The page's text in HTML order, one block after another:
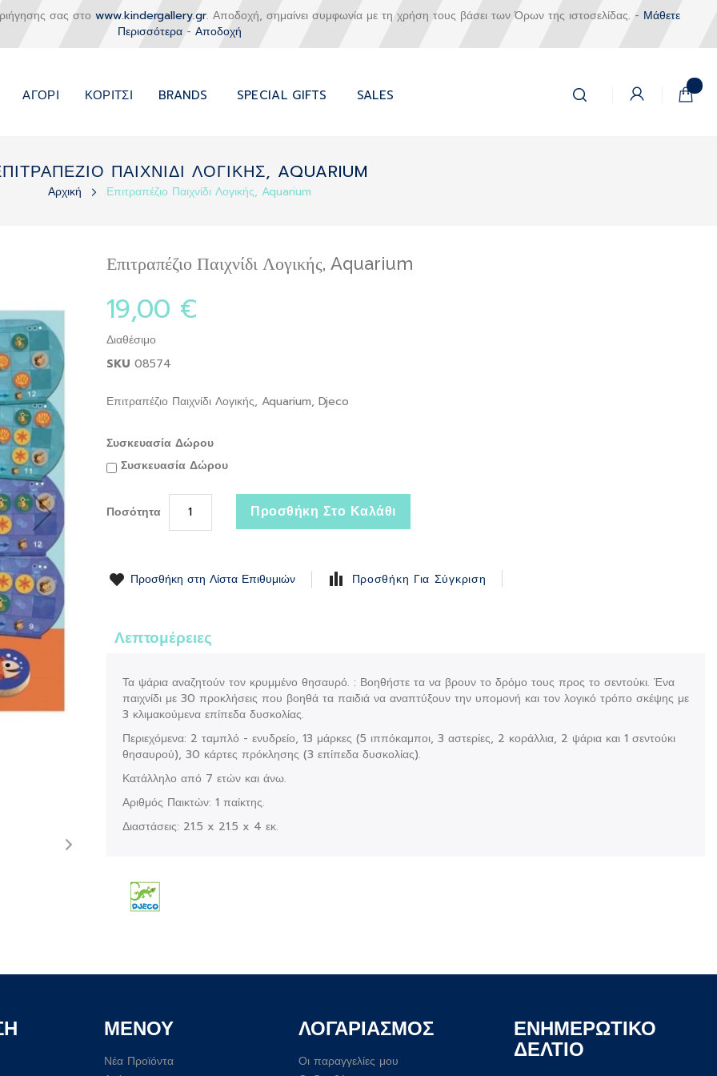
σας στο www.kindergallery.gr. Αποδοχή, σημαίνει συμφωνία με τη χρήση τους βάσει των Όρων της ιστοσελίδας. - Μάθετε
Περισσότερα- Αποδοχή
ΑΓΌΡΙ ΚΟΡΊΤΣΙ BRANDS SPECIAL GIFTS SALES
Το
Αναζήτηση
ΠΑΙΧΝΙΔΙ ΛΟΓΙΚΗΣ, AQUARIUM
Αρχική Επιτραπέζιο Παιχνίδι Λογικής, Aquarium
Επιτραπέζιο Παιχνίδι Λογικής, Aquarium
19,00 €
Διαθέσιμο
SKU 08574
Επιτραπέζιο Παιχνίδι Λογικής, Aquarium, Djeco
Συσκευασία Δώρου
Συσκευασία Δώρου
Ποσότητα Προσθήκη Στο Καλάθι
Προσθήκη στη Λίστα Επιθυμιών Προσθήκη Για Σύγκριση
Λεπτομέρειες
Τα ψάρια αναζητούν τον κρυμμένο θησαυρό. : Βοηθήστε τα να βρουν το δρόμο τους προς το σεντούκι. Ένα
παιχνίδι με 30 προκλήσεις που βοηθά τα παιδιά να αναπτύξουν την υπομονή και τον λογικό τρόπο σκέψης με
3 κλιμακούμενα επίπεδα δυσκολίας.
Περιεχόμενα: 2 ταμπλό - ενυδρείο, 13 μάρκες (5 ιππόκαμποι, 3 αστερίες, 2 κοράλλια, 2 ψάρια και 1 σεντούκι
θησαυρού), 30 κάρτες πρόκλησης (3 επίπεδα δυσκολίας).
Κατάλληλο από 7 ετών και άνω.
Αριθμός Παικτών: 1 παίκτης.
Διαστάσεις: 21.5 x 21.5 x 4 εκ.
ΜΕΝΟΥ
Νέα Προϊόντα
ΛΟΓΑΡΙΑΣΜΟΣ
Οι παραγγελίες μου
ΕΝΗΜΕΡΩΤΙΚΟ
ΔΕΛΤΙΟ